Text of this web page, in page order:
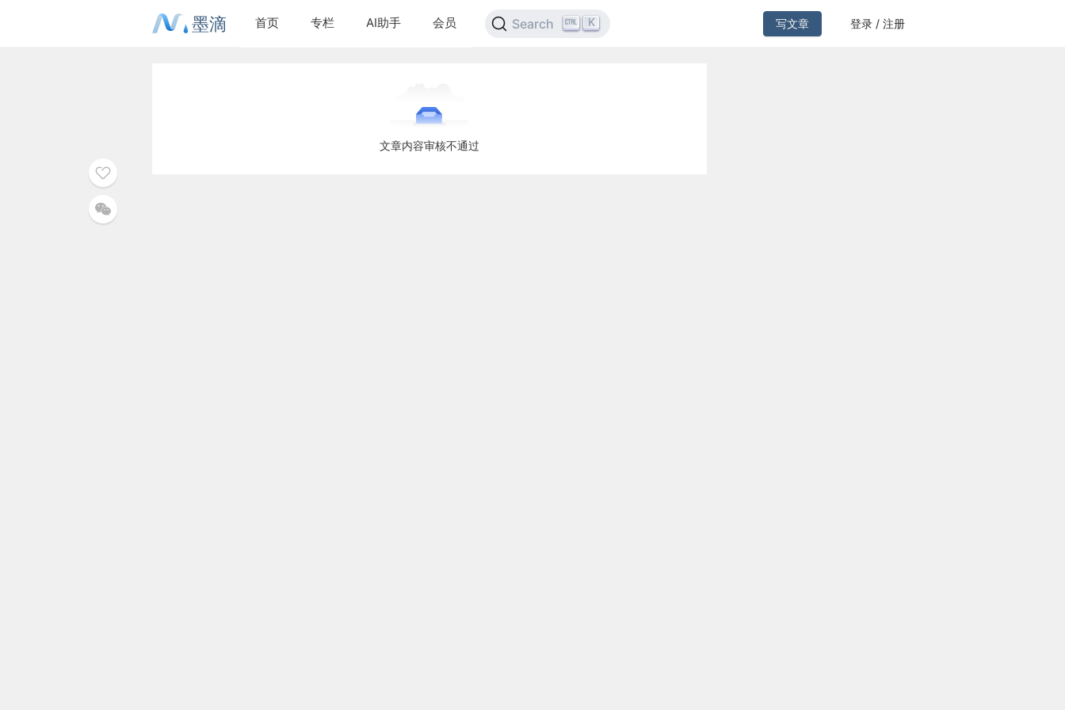
墨滴 首页 专栏 AI助手 会员 Search K 写文章 登录 / 注册
文章内容审核不通过